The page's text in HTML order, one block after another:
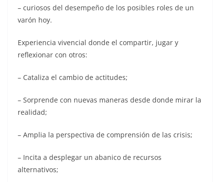
– curiosos del desempeño de los posibles roles de un
varón hoy.
Experiencia vivencial donde el compartir, jugar y
reflexionar con otros:
– Cataliza el cambio de actitudes;
– Sorprende con nuevas maneras desde donde mirar la
realidad;
– Amplia la perspectiva de comprensión de las crisis;
– Incita a desplegar un abanico de recursos
alternativos;